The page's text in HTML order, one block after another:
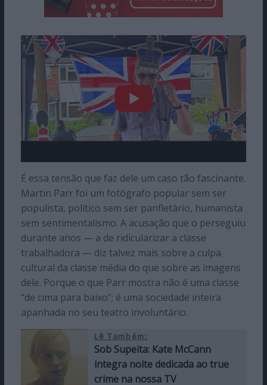
É essa tensão que faz dele um caso tão fascinante.
Martin Parr foi um fotógrafo popular sem ser
populista, político sem ser panfletário, humanista
sem sentimentalismo. A acusação que o perseguiu
durante anos — a de ridicularizar a classe
trabalhadora — diz talvez mais sobre a culpa
cultural da classe média do que sobre as imagens
dele. Porque o que Parr mostra não é uma classe
“de cima para baixo”; é uma sociedade inteira
apanhada no seu teatro involuntário.
Lê Também:
Sob Supeita: Kate McCann
integra noite dedicada ao true
crime na nossa TV